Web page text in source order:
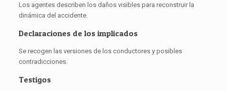
Los agentes describen los daños visibles para reconstruir la
dinámica del accidente.
Declaraciones de los implicados
Se recogen las versiones de los conductores y posibles
contradicciones.
Testigos